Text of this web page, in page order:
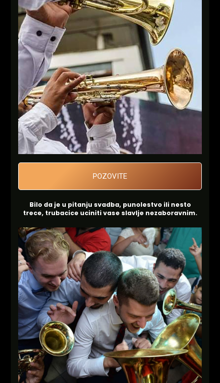
POZOVITE
Bilo da je u pitanju svadba, punolestvo ili nesto
trece, trubacice uciniti vase slavlje nezaboravnim.